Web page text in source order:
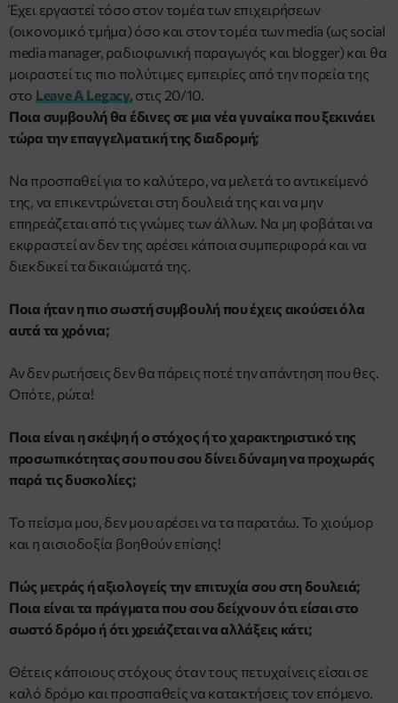
Έχει εργαστεί τόσο στον τομέα των επιχειρήσεων
(οικονομικό τμήμα) όσο και στον τομέα των media (ως social
media manager, ραδιοφωνική παραγωγός και blogger) και θα
μοιραστεί τις πιο πολύτιμες εμπειρίες από την πορεία της
στο Leave A Legacy, στις 20/10.
Ποια συμβουλή θα έδινες σε μια νέα γυναίκα που ξεκινάει
τώρα την επαγγελματική της διαδρομή;
Nα προσπαθεί για το καλύτερο, να μελετά το αντικείμενό
της, να επικεντρώνεται στη δουλειά της και να μην
επηρεάζεται από τις γνώμες των άλλων. Να μη φοβάται να
εκφραστεί αν δεν της αρέσει κάποια συμπεριφορά και να
διεκδικεί τα δικαιώματά της.
Ποια ήταν η πιο σωστή συμβουλή που έχεις ακούσει όλα
αυτά τα χρόνια;
Αν δεν ρωτήσεις δεν θα πάρεις ποτέ την απάντηση που θες.
Οπότε, ρώτα!
Ποια είναι η σκέψη ή ο στόχος ή το χαρακτηριστικό της
προσωπικότητας σου που σου δίνει δύναμη να προχωράς
παρά τις δυσκολίες;
Το πείσμα μου, δεν μου αρέσει να τα παρατάω. Το χιούμορ
και η αισιοδοξία βοηθούν επίσης!
Πώς μετράς ή αξιολογείς την επιτυχία σου στη δουλειά;
Ποια είναι τα πράγματα που σου δείχνουν ότι είσαι στο
σωστό δρόμο ή ότι χρειάζεται να αλλάξεις κάτι;
Θέτεις κάποιους στόχους όταν τους πετυχαίνεις είσαι σε
καλό δρόμο και προσπαθείς να κατακτήσεις τον επόμενο.